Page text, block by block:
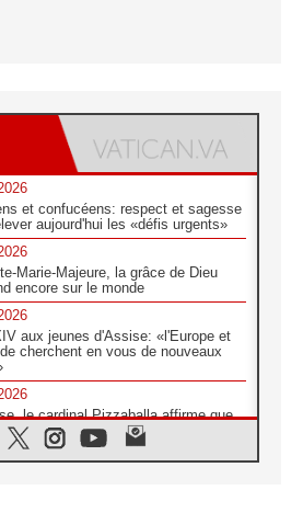
et confucéens: respect et sagesse
aujourd'hui les «défis urgents»
Marie-Majeure, la grâce de Dieu
encore sur le monde
aux jeunes d'Assise: «l'Europe et
cherchent en vous de nouveaux
le cardinal Pizzaballa affirme que
veulent la paix»